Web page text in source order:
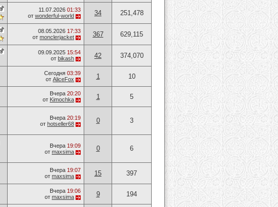
11.07.2026 01:33
от wonderful-world 34 251,478
08.05.2026 17:33
от monclerjacket 367 629,115
09.09.2025 15:54
от bikash 42 374,070
Сегодня 03:39
от AliceFox 1 10
Вчера 20:20
от Kimochka 1 5
Вчера 20:19
от hotseller68 0 3
Вчера 19:09
от maxsima 0 6
Вчера 19:07
от maxsima 15 397
Вчера 19:06
от maxsima 9 194